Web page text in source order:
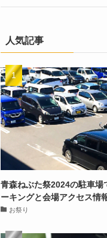
人気記事
青森ねぶた祭2024の駐車場
ーキングと会場アクセス情
お祭り